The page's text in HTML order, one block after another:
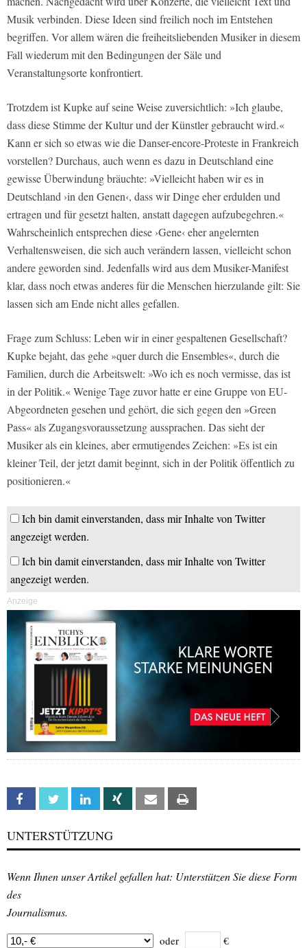
Musik verbinden. Diese Ideen sind freilich noch im Entstehen
begriffen. Vor allem wären die freiheitsliebenden Musiker in diesem
Fall wiederum mit den Bedingungen der Säle und
Veranstaltungsorte konfrontiert.
Trotzdem ist Kupke auf seine Weise zuversichtlich: »Ich glaube,
dass diese Stimme der Kultur und der Künstler gebraucht wird.«
Kann er sich so etwas wie die Danser-encore-Proteste in Frankreich
vorstellen? Durchaus, auch wenn es dazu in Deutschland eine
gewisse Überwindung bräuchte: »Vielleicht haben wir es in
Deutschland ›in den Genen‹, dass wir Dinge eher erdulden und
ertragen und für gesetzt halten, anstatt dagegen aufzubegehren.«
Wahrscheinlich entsprechen diese ›Gene‹ eher angelernten
Verhaltensweisen, die sich auch verändern lassen, vielleicht schon
andere geworden sind. Jedenfalls wird aus dem Musiker-Manifest
klar, dass noch etwas anderes für die Menschen hierzulande gilt: Sie
lassen sich am Ende nicht alles gefallen.
Frage zum Schluss: Leben wir in einer gespaltenen Gesellschaft?
Kupke bejaht, das gehe »quer durch die Ensembles«, durch die
Familien, durch die Arbeitswelt: »Wo ich es noch vermisse, das ist
in der Politik.« Wenige Tage zuvor hatte er eine Gruppe von EU-
Abgeordneten gesehen und gehört, die sich gegen den »Green
Pass« als Zugangsvoraussetzung aussprachen. Das sieht der
Musiker als ein kleines, aber ermutigendes Zeichen: »Es ist ein
kleiner Teil, der jetzt damit beginnt, sich in der Politik öffentlich zu
positionieren.«
Ich bin damit einverstanden, dass mir Inhalte von Twitter
angezeigt werden.
Ich bin damit einverstanden, dass mir Inhalte von Twitter
angezeigt werden.
Anzeige
Facebook Twitter Linkedin Xing Email
UNTERSTÜTZUNG
Wenn Ihnen unser Artikel gefallen hat: Unterstützen Sie diese Form
des
Journalismus.
oder €